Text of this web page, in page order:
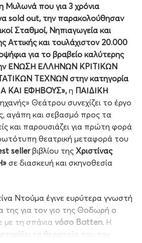
Μυλωνά που για 3 χρόνια
sold out, την παρακολούθησαν
Σταθμοί, Νηπιαγωγεία και
Αττικής και τουλάχιστον 20.000
για το βραβείο καλύτερης
ΕΝΩΣΗ ΕΛΛΗΝΩΝ ΚΡΙΤΙΚΩΝ
ΤΕΧΝΩΝ στην κατηγορία
ΚΑΙ ΕΦΗΒΟΥΣ», η ΠΑΙΔΙΚΗ
Θεάτρου συνεχίζει το έργο
αγάπη και σεβασμό προς τα
και παρουσιάζει για πρώτη φορά
θεατρική μεταφορά του
sellerβιβλίου της Χριστίνας
σε διασκευή και σκηνοθεσία
Ντούμα έγινε ευρύτερα γνωστή
για τον γιο της Θοδωρή ο
με τη σπάνια νόσο Batten. Η
τη θεραπεία του την